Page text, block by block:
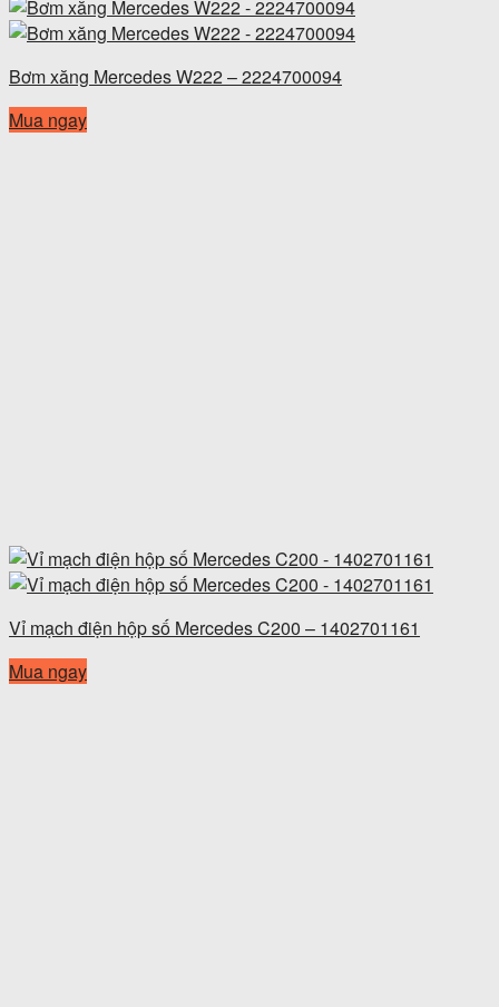
Bơm xăng Mercedes W222 – 2224700094
Mua ngay
Vỉ mạch điện hộp số Mercedes C200 – 1402701161
Mua ngay